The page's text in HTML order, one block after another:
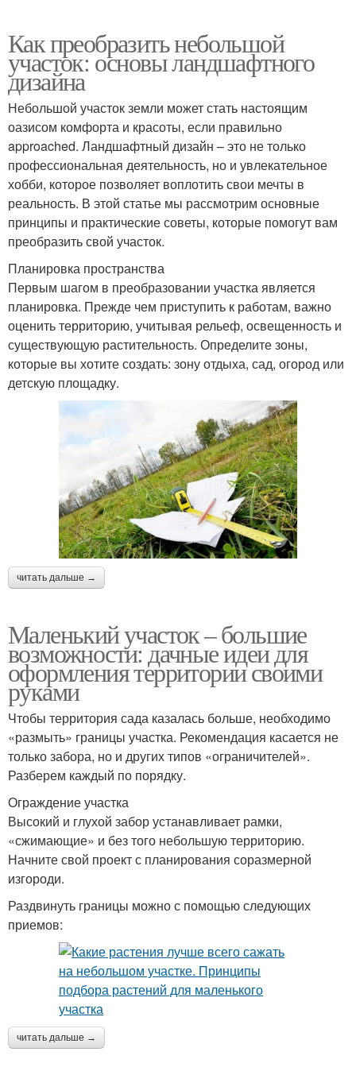
Как преобразить небольшой
участок: основы ландшафтного
дизайна
Небольшой участок земли может стать настоящим
оазисом комфорта и красоты, если правильно
approached. Ландшафтный дизайн – это не только
профессиональная деятельность, но и увлекательное
хобби, которое позволяет воплотить свои мечты в
реальность. В этой статье мы рассмотрим основные
принципы и практические советы, которые помогут вам
преобразить свой участок.
Планировка пространства
Первым шагом в преобразовании участка является
планировка. Прежде чем приступить к работам, важно
оценить территорию, учитывая рельеф, освещенность и
существующую растительность. Определите зоны,
которые вы хотите создать: зону отдыха, сад, огород или
детскую площадку.
читать дальше →
Маленький участок – большие
возможности: дачные идеи для
оформления территории своими
руками
Чтобы территория сада казалась больше, необходимо
«размыть» границы участка. Рекомендация касается не
только забора, но и других типов «ограничителей».
Разберем каждый по порядку.
Ограждение участка
Высокий и глухой забор устанавливает рамки,
«сжимающие» и без того небольшую территорию.
Начните свой проект с планирования соразмерной
изгороди.
Раздвинуть границы можно с помощью следующих
приемов:
читать дальше →